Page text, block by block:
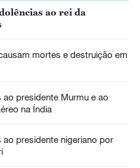
ao rei da
mortes e destruição em
presidente Murmu e ao
na Índia
presidente nigeriano por